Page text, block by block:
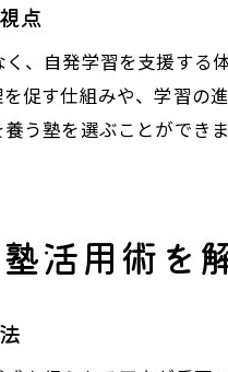
これからの学
塾が果たす
自発学習支
塾のサポー
点
、自発学習を支援す
促す仕組みや、学習
う塾を選ぶことができま
活用術を